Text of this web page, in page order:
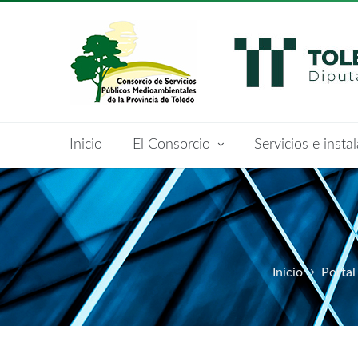
Inicio El Consorcio Servicios e
Inicio